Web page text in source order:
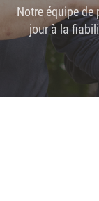
Notre équipe
jour à la